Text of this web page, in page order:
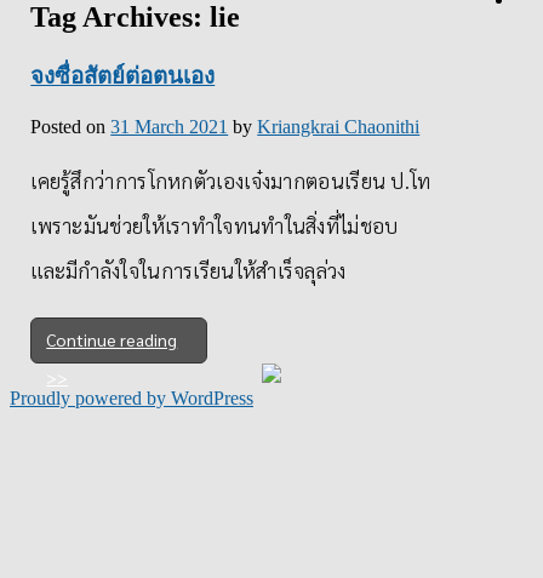
Tag Archives:lie
จงซื่อสัตย์ต่อตนเอง
Posted on31 March 2021 byKriangkrai Chaonithi
เคยรู้สึกว่าการโกหกตัวเองเจ๋งมากตอนเรียน ป.โท
เพราะมันช่วยให้เราทำใจทนทำในสิ่งที่ไม่ชอบ
และมีกำลังใจในการเรียนให้สำเร็จลุล่วง
Continue reading
Proudly powered by WordPress